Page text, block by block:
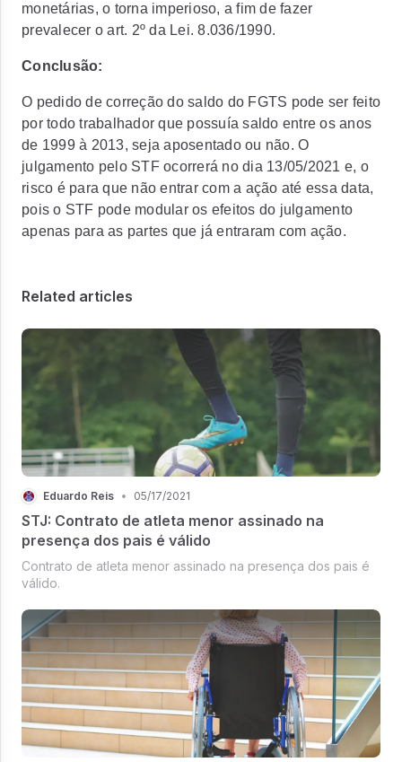
monetárias, o torna imperioso, a fim de fazer
prevalecer o art. 2º da Lei. 8.036/1990.
Conclusão:
O pedido de correção do saldo do FGTS pode ser feito
por todo trabalhador que possuía saldo entre os anos
de 1999 à 2013, seja aposentado ou não. O
julgamento pelo STF ocorrerá no dia 13/05/2021 e, o
risco é para que não entrar com a ação até essa data,
pois o STF pode modular os efeitos do julgamento
apenas para as partes que já entraram com ação.
Related articles
Eduardo Reis • 05/17/2021
STJ: Contrato de atleta menor assinado na
presença dos pais é válido
Contrato de atleta menor assinado na presença dos pais é
válido.